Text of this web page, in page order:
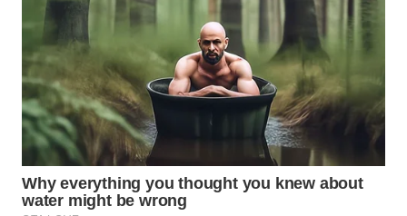
PLN
WATCH
MKLI
LPKKI
LKKI